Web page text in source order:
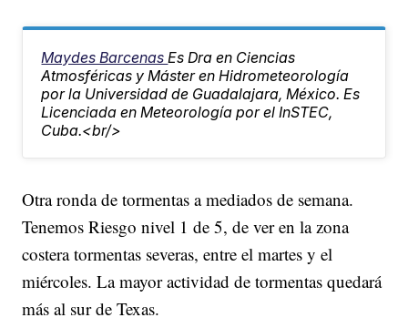
Maydes BarcenasEs Dra en Ciencias
Atmosféricas y Máster en Hidrometeorología
por la Universidad de Guadalajara, México. Es
Licenciada en Meteorología por el InSTEC,
Cuba.<br/>
Otra ronda de tormentas a mediados de semana.
Tenemos Riesgo nivel 1 de 5, de ver en la zona
costera tormentas severas, entre el martes y el
miércoles. La mayor actividad de tormentas quedará
más al sur de Texas.